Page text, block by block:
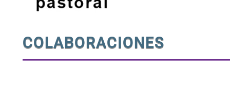
COLABORACIONES